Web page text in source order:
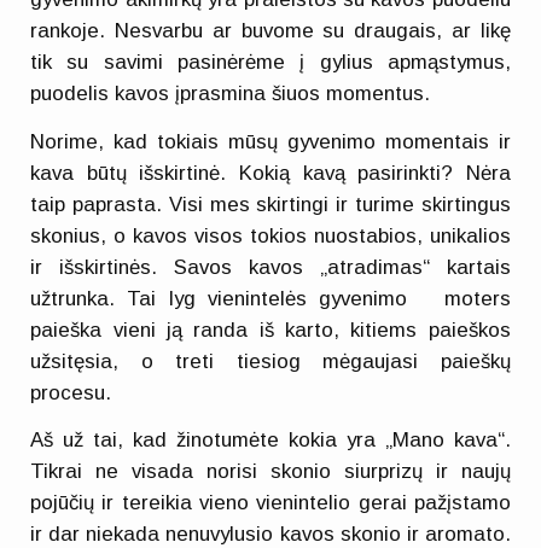
rankoje. Nesvarbu ar buvome su draugais, ar likę
tik su savimi pasinėrėme į gylius apmąstymus,
puodelis kavos įprasmina šiuos momentus.
Norime, kad tokiais mūsų gyvenimo momentais ir
kava būtų išskirtinė. Kokią kavą pasirinkti? Nėra
taip paprasta. Visi mes skirtingi ir turime skirtingus
skonius, o kavos visos tokios nuostabios, unikalios
ir išskirtinės. Savos kavos „atradimas“ kartais
užtrunka. Tai lyg vienintelės gyvenimo moters
paieška vieni ją randa iš karto, kitiems paieškos
užsitęsia, o treti tiesiog mėgaujasi paieškų
procesu.
Aš už tai, kad žinotumėte kokia yra „Mano kava“.
Tikrai ne visada norisi skonio siurprizų ir naujų
pojūčių ir tereikia vieno vienintelio gerai pažįstamo
ir dar niekada nenuvylusio kavos skonio ir aromato.